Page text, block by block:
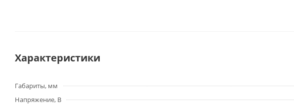
Характеристики
Габариты, мм
Напряжение, В